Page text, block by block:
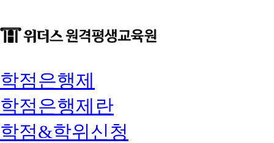
학점은행제
학점은행제란
학점&학위신청